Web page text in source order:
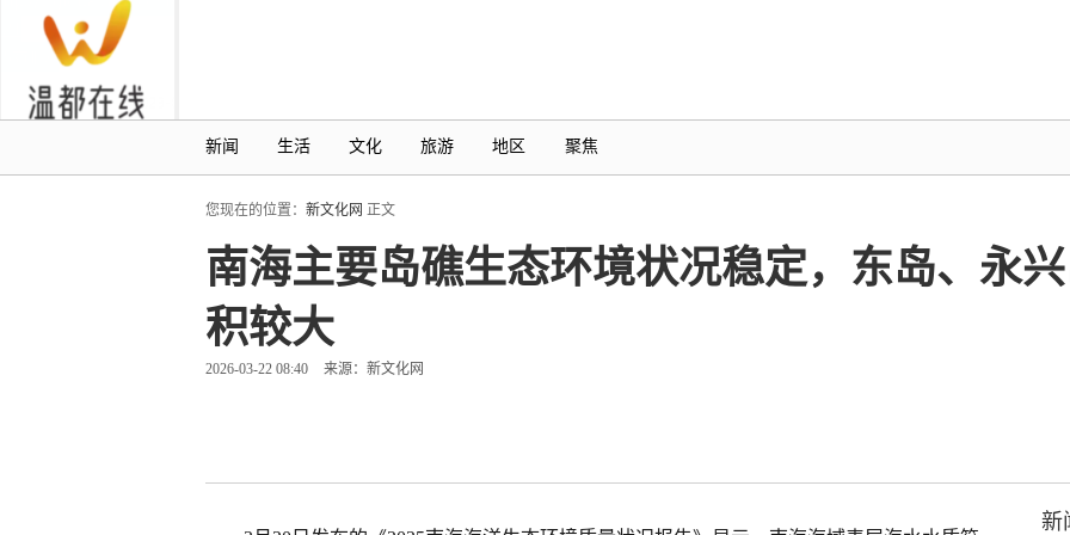
新闻 生活 文化 旅游 地区 聚焦
您现在的位置： 新文化网 正文
南海主要岛礁生态环境状况稳定，东岛、永
积较大
2026-03-22 08:40 来源：新文化网
新